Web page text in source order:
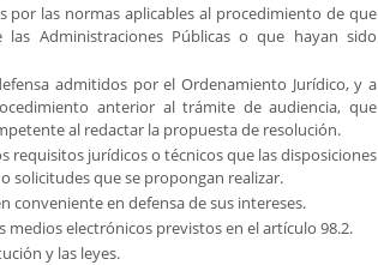
las normas aplicables al procedimiento de que
Administraciones Públicas o que hayan sido
admitidos por el Ordenamiento Jurídico, y a
anterior al trámite de audiencia, que
al redactar la propuesta de resolución.
requisitos jurídicos o técnicos que las disposiciones
solicitudes que se propongan realizar.
conveniente en defensa de sus intereses.
medios electrónicos previstos en el artículo 98.2.
y las leyes.